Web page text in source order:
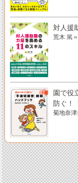
対人援
荒木 篤
園で役
防ぐ！
菊地奈